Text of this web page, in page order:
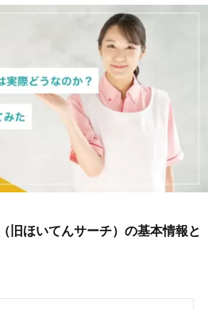
旧ほいてんサーチ）の基本情報と